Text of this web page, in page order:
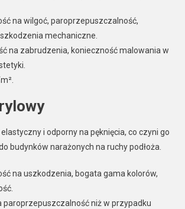
na wilgoć, paroprzepuszczalność,
mechaniczne.
na zabrudzenia, konieczność malowania w
i odporny na pęknięcia, co czyni go
budynków narażonych na ruchy podłoża.
na uszkodzenia, bogata gama kolorów,
paroprzepuszczalność niż w przypadku